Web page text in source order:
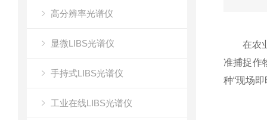
高分辨率光谱仪
显微LIBS光谱仪
手持式LIBS光谱仪
工业在线LIBS光谱仪
在农业
准捕捉作
种“现场